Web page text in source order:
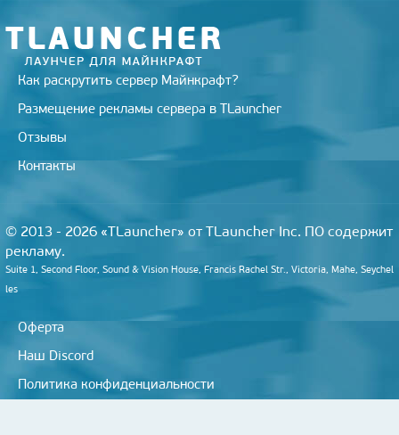
Как раскрутить сервер Майнкрафт?
Размещение рекламы сервера в TLauncher
Отзывы
Контакты
© 2013 - 2026 «TLauncher» от TLauncher Inc. ПО содержит
рекламу.
Suite 1, Second Floor, Sound & Vision House, Francis Rachel Str., Victoria, Mahe, Seychel
les
Оферта
Наш Discord
Политика конфиденциальности